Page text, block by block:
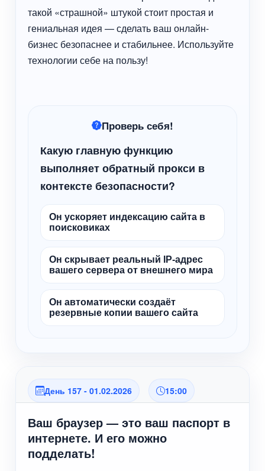
такой «страшной» штукой стоит простая и
гениальная идея — сделать ваш онлайн-
бизнес безопаснее и стабильнее. Используйте
технологии себе на пользу!
Проверь себя!
Какую главную функцию
выполняет обратный прокси в
контексте безопасности?
Он ускоряет индексацию сайта в
поисковиках
Он скрывает реальный IP-адрес
вашего сервера от внешнего мира
Он автоматически создаёт
резервные копии вашего сайта
День 157 - 01.02.2026 15:00
Ваш браузер — это ваш паспорт в
интернете. И его можно
подделать!